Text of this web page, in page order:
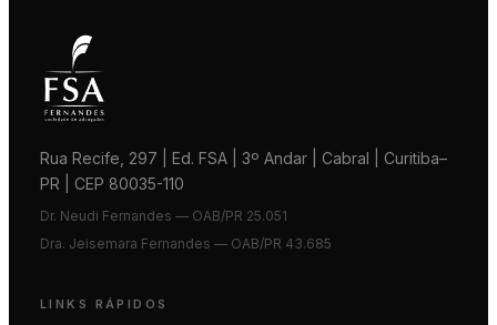
Rua Recife, 297 | Ed. FSA | 3º Andar | Cabral | Curitiba–
PR | CEP 80035-110
Dr. Neudi Fernandes — OAB/PR 25.051
Dra. Jeisemara Fernandes — OAB/PR 43.685
LINKS RÁPIDOS